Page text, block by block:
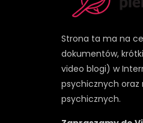
Strona ta ma na
dokumentów,
video blogi) w
psychicznych oraz
psychicznych.